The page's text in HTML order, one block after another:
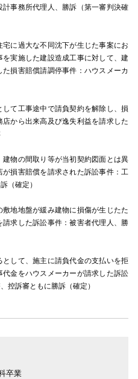
事務所代理人、勝訴（第一審判決確
宅に過大な不同沈下が生じた事案にお
実施した建設造成工事に対して、建
損害賠償請調停事件：ハウスメーカ
して工事途中で請負契約を解除し、損
から出来高及び逸失利益を請求した
建物の間取り等が当初契約図面とは異
損害賠償を請求された訴訟事件：工
（確定）
敷地地盤が緩み建物に損傷が生じたた
求した訴訟事件：被害者代理人、勝
として、施主に請負代金の支払いを拒
金をハウスメーカーが請求した訴訟
控訴審ともに勝訴（確定）
卒業